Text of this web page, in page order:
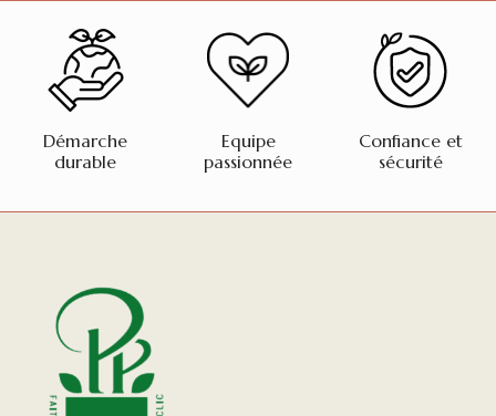
Démarche
durable
Equipe
passionnée
Confiance et
sécurité